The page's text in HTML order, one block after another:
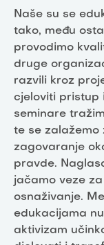
Naše su se
tako, među
provodimo
druge
razvili kroz
cjeloviti pristup
seminare
te se
zagovaranje
pravde.
jačamo veze
osnaživanje.
edukacijama
aktivizam